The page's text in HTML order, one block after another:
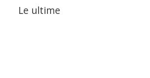
Le ultime